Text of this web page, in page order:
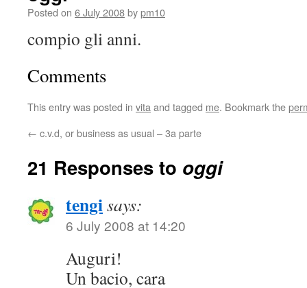
Posted on 6 July 2008bypm10
compio gli anni.
Comments
This entry was posted in vita and tagged me. Bookmark the
← c.v.d, or business as usual – 3a parte
21 Responses to oggi
tengisays:
6 July 2008 at 14:20
Auguri!
Un bacio, cara